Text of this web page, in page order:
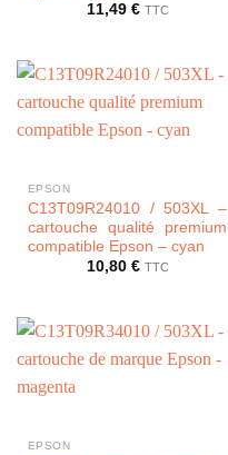
11,49 € TTC
EPSON
C13T09R24010 / 503XL –
cartouche qualité premium
compatible Epson – cyan
10,80 € TTC
EPSON